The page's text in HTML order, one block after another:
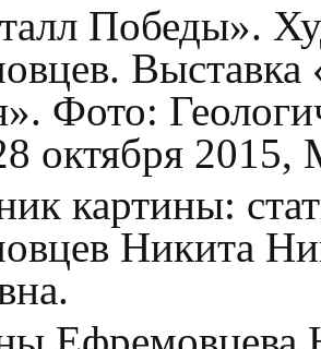
Победы».
Выставка
Фото:
октября 2015,
картины:
Никита